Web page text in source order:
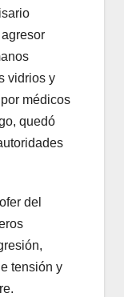
vidrios y
médicos
quedó
del
tensión y